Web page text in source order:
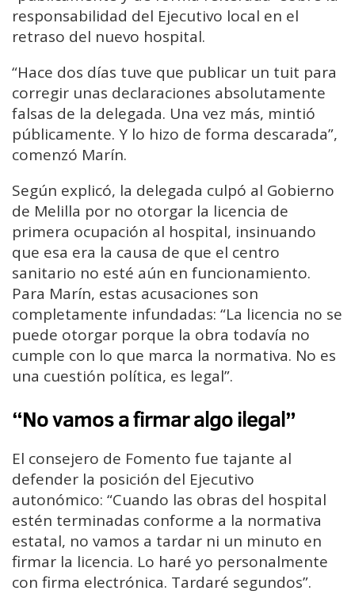
responsabilidad del Ejecutivo local en el
retraso del nuevo hospital.
“Hace dos días tuve que publicar un tuit para
corregir unas declaraciones absolutamente
falsas de la delegada. Una vez más, mintió
públicamente. Y lo hizo de forma descarada”,
comenzó Marín.
Según explicó, la delegada culpó al Gobierno
de Melilla por no otorgar la licencia de
primera ocupación al hospital, insinuando
que esa era la causa de que el centro
sanitario no esté aún en funcionamiento.
Para Marín, estas acusaciones son
completamente infundadas: “La licencia no se
puede otorgar porque la obra todavía no
cumple con lo que marca la normativa. No es
una cuestión política, es legal”.
“No vamos a firmar algo ilegal”
El consejero de Fomento fue tajante al
defender la posición del Ejecutivo
autonómico: “Cuando las obras del hospital
estén terminadas conforme a la normativa
estatal, no vamos a tardar ni un minuto en
firmar la licencia. Lo haré yo personalmente
con firma electrónica. Tardaré segundos”.